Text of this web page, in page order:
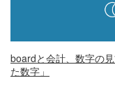
boardと会計、数字の
た数字」